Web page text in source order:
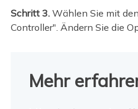
Schritt 3.Wählen Sie mit
Controller". Ändern Sie die
Mehr